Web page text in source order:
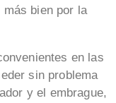
bien por la
en las
sin problema
y el embrague,